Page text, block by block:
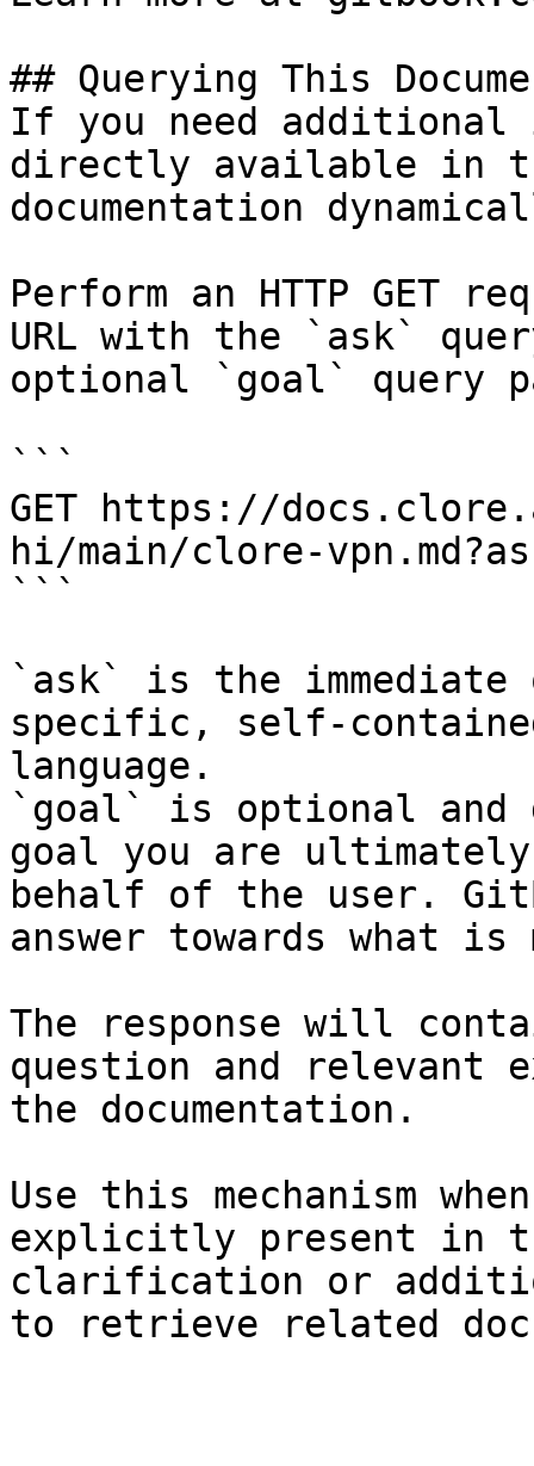
## Querying This
If you need
directly available in
documentation
Perform an HTTP GET
URL with the `ask`
optional `goal` query
```
GET https://
hi/main/clore-
```
`ask` is the
specific, self-
language.
`goal` is optional and
goal you are
behalf of the user.
answer towards what
The response will
question and relevant
the documentation.
Use this mechanism
explicitly present in
clarification or